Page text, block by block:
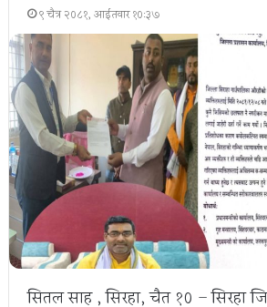
९ चैत्र २०८१, आईतवार १०:३७
सितल साह , सिरहा, चैत १० – सिरहा